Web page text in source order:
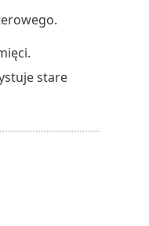
stare